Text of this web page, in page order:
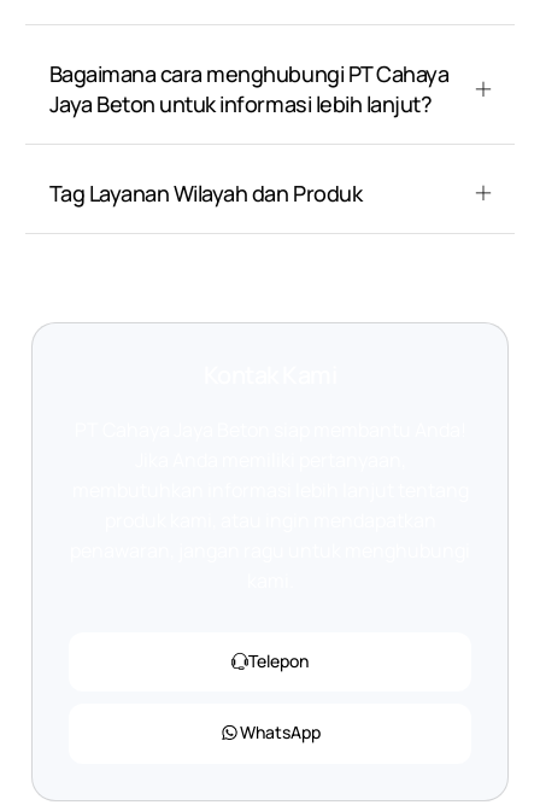
Bagaimana cara menghubungi PT Cahaya
Jaya Beton untuk informasi lebih lanjut?
Tag Layanan Wilayah dan Produk
Telepon
WhatsApp